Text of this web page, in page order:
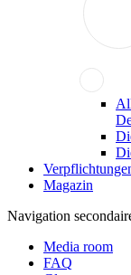
Magazin
Navigation
Media room
FAQ